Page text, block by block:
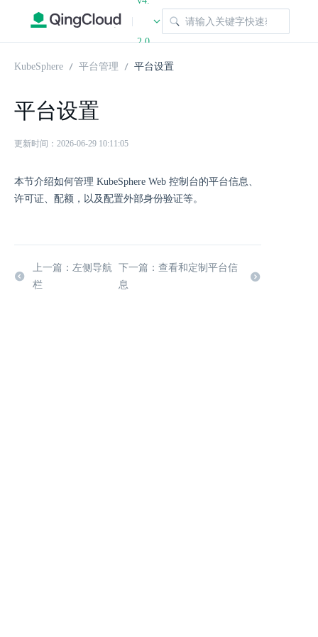
|
2.0
KubeSphere 平台管理 平台设置
平台设置
更新时间：2026-06-29 10:11:05
本节介绍如何管理 KubeSphere Web 控制台的平台信息、
许可证、配额，以及配置外部身份验证等。
上一篇：左侧导航
栏
下一篇：查看和定制平台信
息